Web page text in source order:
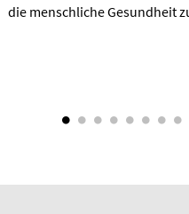
die menschliche Gesundheit